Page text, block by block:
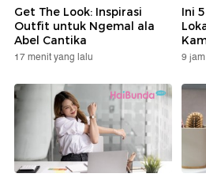
Get The Look: Inspirasi
Outfit untuk Ngemal ala
Abel Cantika
17 menit yang lalu
Ini
9